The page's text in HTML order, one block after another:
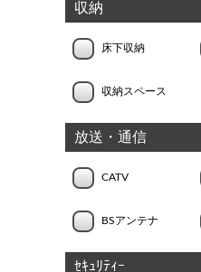
収納
床下収納
収納スペース
放送・通信
CATV
BSアンテナ
ｾｷｭﾘﾃｨｰ